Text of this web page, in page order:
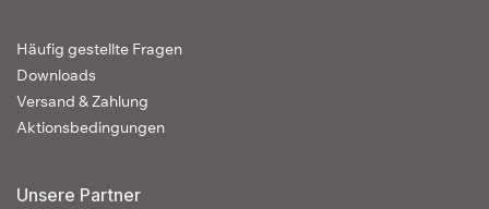
Häufig gestellte Fragen
Downloads
Versand & Zahlung
Aktionsbedingungen
Unsere Partner